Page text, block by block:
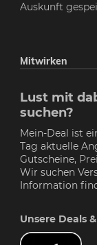
Auskunft
Mitwirken
Lust mit
suchen?
Mein-Deal ist
Tag aktuelle
Gutscheine,
Wir suchen
Information
Unsere Deals